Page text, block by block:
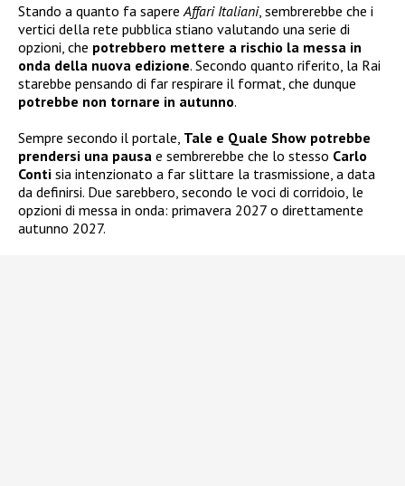
Stando a quanto fa sapereAffari Italiani, sembrerebbe che i
vertici della rete pubblica stiano valutando una serie di
opzioni, che potrebbero mettere a rischio la messa in
onda della nuova edizione. Secondo quanto riferito, la Rai
starebbe pensando di far respirare il format, che dunque
potrebbe non tornare in autunno.
Sempre secondo il portale, Tale e Quale Show potrebbe
prendersi una pausa e sembrerebbe che lo stesso Carlo
Conti sia intenzionato a far slittare la trasmissione, a data
da definirsi. Due sarebbero, secondo le voci di corridoio, le
opzioni di messa in onda: primavera 2027 o direttamente
autunno 2027.